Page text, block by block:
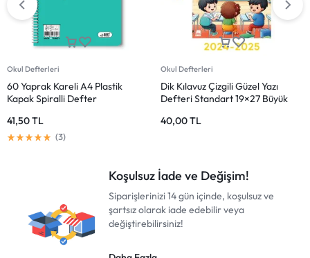
Okul Defterleri
A5 Plastik Kapak 40 Yaprak
Çizgili Defter
20,00TL
Okul Defterleri
A5 Plastik Kapak 40 Yaprak
Kareli Defter
14,75TL
Koşulsuz İade ve Değişim!
Siparişlerinizi 14 gün içinde, koşulsuz ve
şartsız olarak iade edebilir veya
değiştirebilirsiniz!